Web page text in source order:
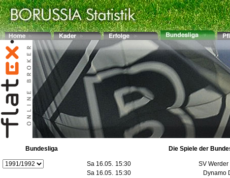
Bundesliga Die Spiele der
Sa 16.05. 15:30 SV Werder
Sa 16.05. 15:30 Dynamo